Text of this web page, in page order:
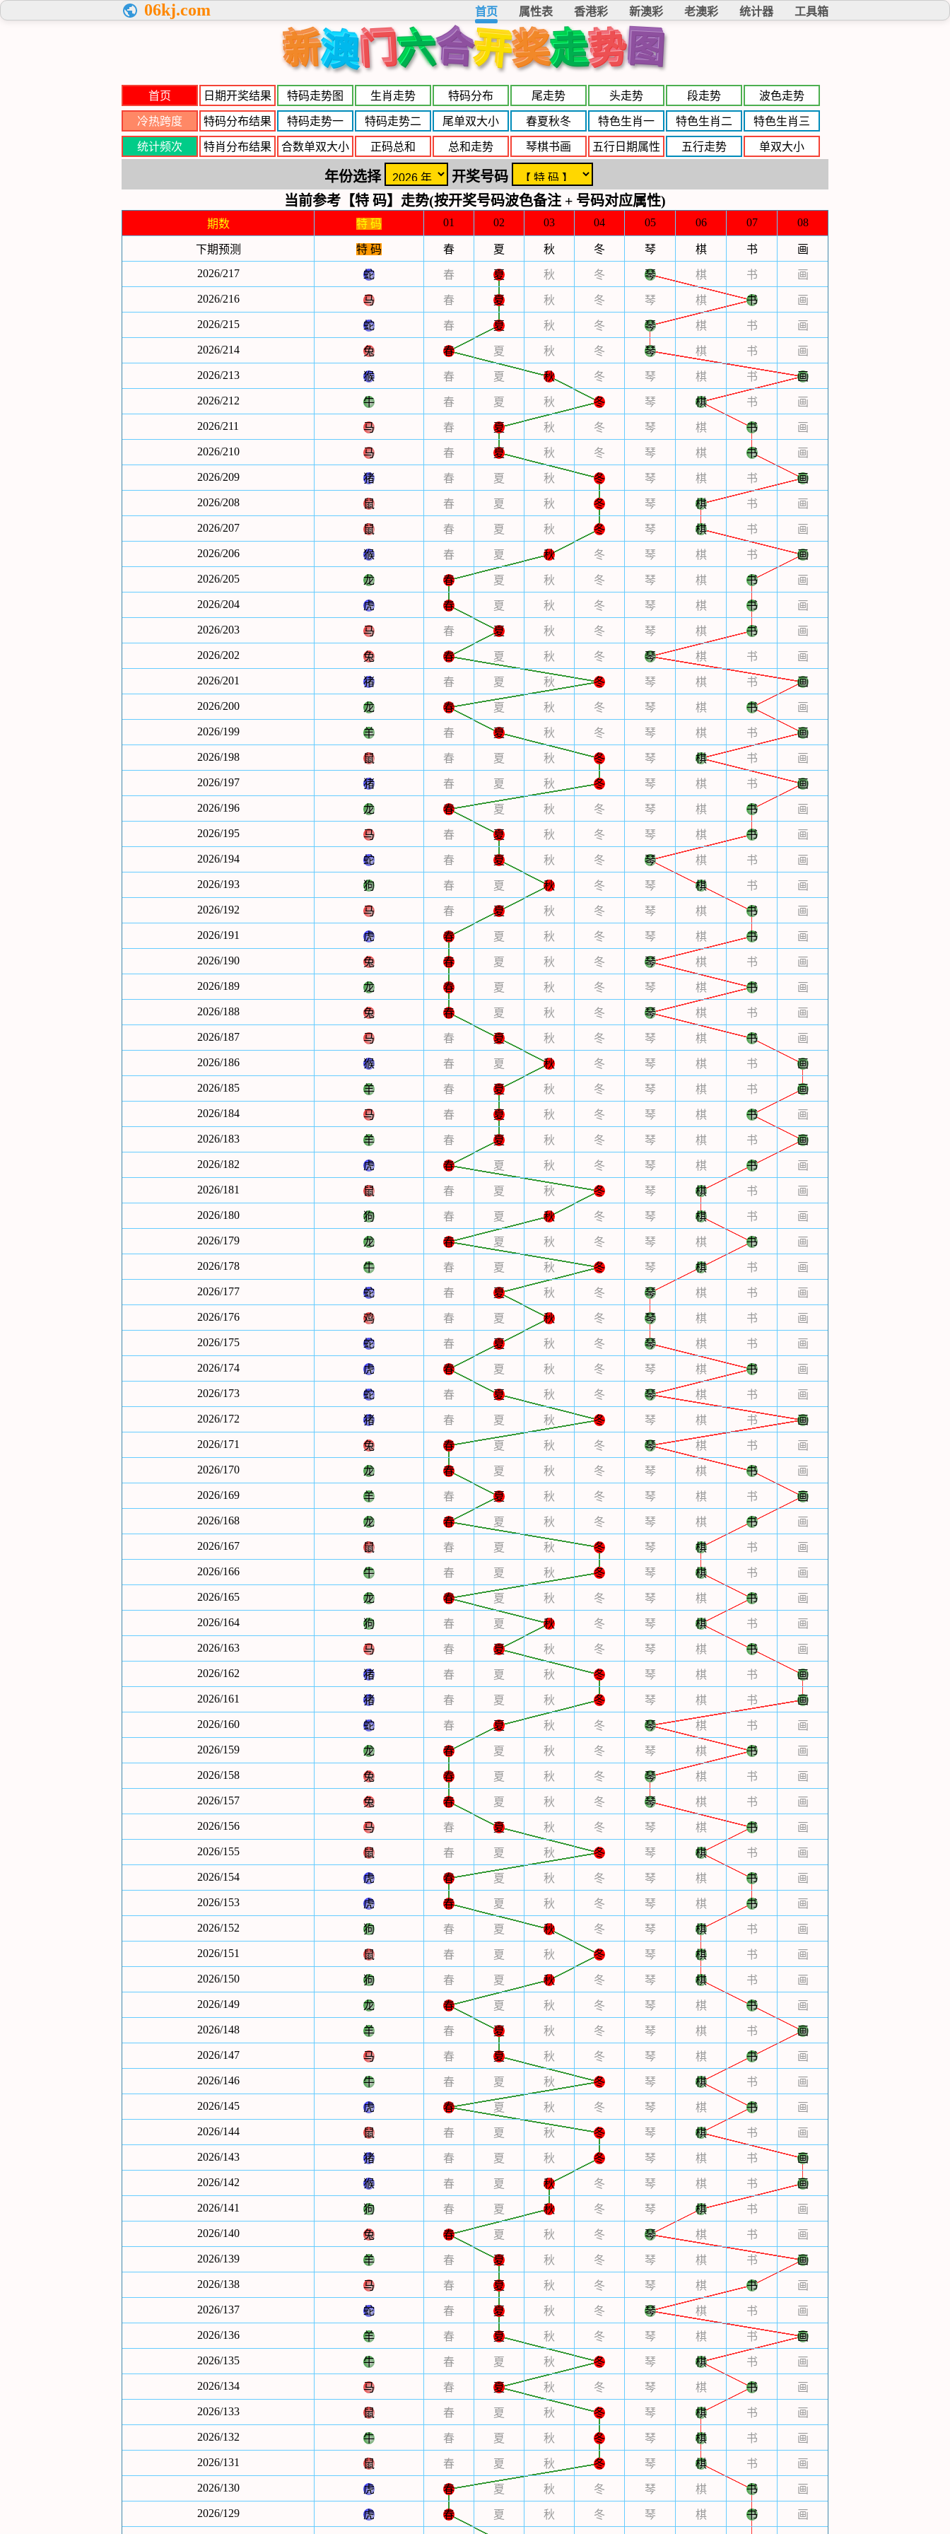
06kj.com 首页 属性表 香港彩 新澳彩 老澳彩 统计器 工具箱
新澳门六合开奖走势图
首页 日期开奖结果 特码走势图 生肖走势 特码分布 尾走势 头走势 段走势 波色走势
冷热跨度 特码分布结果 特码走势一 特码走势二 尾单双大小 春夏秋冬 特色生肖一 特色生肖二 特色生肖三
统计频次 特肖分布结果 合数单双大小 正码总和 总和走势 琴棋书画 五行日期属性 五行走势 单双大小
年份选择
开奖号码
当前参考【特 码】走势(按开奖号码波色备注 + 号码对应属性)
期数 特 码 01 02 03 04 05 06 07 08
下期预测 特 码 春 夏 秋 冬 琴 棋 书
画
2026/217
蛇 春 夏 秋 冬 琴 棋 书
画
2026/216
马 春 夏 秋 冬 琴 棋 书
画
2026/215
蛇 春 夏 秋 冬 琴 棋 书
画
2026/214
兔 春 夏 秋 冬 琴 棋 书
画
2026/213
猴 春 夏 秋 冬 琴 棋 书
画
2026/212
牛 春 夏 秋 冬 琴 棋 书
画
2026/211
马 春 夏 秋 冬 琴 棋 书
画
2026/210
马 春 夏 秋 冬 琴 棋 书
画
2026/209
猪 春 夏 秋 冬 琴 棋 书
画
2026/208
鼠 春 夏 秋 冬 琴 棋 书
画
2026/207
鼠 春 夏 秋 冬 琴 棋 书
画
2026/206
猴 春 夏 秋 冬 琴 棋 书
画
2026/205
龙 春 夏 秋 冬 琴 棋 书
画
2026/204
虎 春 夏 秋 冬 琴 棋 书
画
2026/203
马 春 夏 秋 冬 琴 棋 书
画
2026/202
兔 春 夏 秋 冬 琴 棋 书
画
2026/201
猪 春 夏 秋 冬 琴 棋 书
画
2026/200
龙 春 夏 秋 冬 琴 棋 书
画
2026/199
羊 春 夏 秋 冬 琴 棋 书
画
2026/198
鼠 春 夏 秋 冬 琴 棋 书
画
2026/197
猪 春 夏 秋 冬 琴 棋 书
画
2026/196
龙 春 夏 秋 冬 琴 棋 书
画
2026/195
马 春 夏 秋 冬 琴 棋 书
画
2026/194
蛇 春 夏 秋 冬 琴 棋 书
画
2026/193
狗 春 夏 秋 冬 琴 棋 书
画
2026/192
马 春 夏 秋 冬 琴 棋 书
画
2026/191
虎 春 夏 秋 冬 琴 棋 书
画
2026/190
兔 春 夏 秋 冬 琴 棋 书
画
2026/189
龙 春 夏 秋 冬 琴 棋 书
画
2026/188
兔 春 夏 秋 冬 琴 棋 书
画
2026/187
马 春 夏 秋 冬 琴 棋 书
画
2026/186
猴 春 夏 秋 冬 琴 棋 书
画
2026/185
羊 春 夏 秋 冬 琴 棋 书
画
2026/184
马 春 夏 秋 冬 琴 棋 书
画
2026/183
羊 春 夏 秋 冬 琴 棋 书
画
2026/182
虎 春 夏 秋 冬 琴 棋 书
画
2026/181
鼠 春 夏 秋 冬 琴 棋 书
画
2026/180
狗 春 夏 秋 冬 琴 棋 书
画
2026/179
龙 春 夏 秋 冬 琴 棋 书
画
2026/178
牛 春 夏 秋 冬 琴 棋 书
画
2026/177
蛇 春 夏 秋 冬 琴 棋 书
画
2026/176
鸡 春 夏 秋 冬 琴 棋 书
画
2026/175
蛇 春 夏 秋 冬 琴 棋 书
画
2026/174
虎 春 夏 秋 冬 琴 棋 书
画
2026/173
蛇 春 夏 秋 冬 琴 棋 书
画
2026/172
猪 春 夏 秋 冬 琴 棋 书
画
2026/171
兔 春 夏 秋 冬 琴 棋 书
画
2026/170
龙 春 夏 秋 冬 琴 棋 书
画
2026/169
羊 春 夏 秋 冬 琴 棋 书
画
2026/168
龙 春 夏 秋 冬 琴 棋 书
画
2026/167
鼠 春 夏 秋 冬 琴 棋 书
画
2026/166
牛 春 夏 秋 冬 琴 棋 书
画
2026/165
龙 春 夏 秋 冬 琴 棋 书
画
2026/164
狗 春 夏 秋 冬 琴 棋 书
画
2026/163
马 春 夏 秋 冬 琴 棋 书
画
2026/162
猪 春 夏 秋 冬 琴 棋 书
画
2026/161
猪 春 夏 秋 冬 琴 棋 书
画
2026/160
蛇 春 夏 秋 冬 琴 棋 书
画
2026/159
龙 春 夏 秋 冬 琴 棋 书
画
2026/158
兔 春 夏 秋 冬 琴 棋 书
画
2026/157
兔 春 夏 秋 冬 琴 棋 书
画
2026/156
马 春 夏 秋 冬 琴 棋 书
画
2026/155
鼠 春 夏 秋 冬 琴 棋 书
画
2026/154
虎 春 夏 秋 冬 琴 棋 书
画
2026/153
虎 春 夏 秋 冬 琴 棋 书
画
2026/152
狗 春 夏 秋 冬 琴 棋 书
画
2026/151
鼠 春 夏 秋 冬 琴 棋 书
画
2026/150
狗 春 夏 秋 冬 琴 棋 书
画
2026/149
龙 春 夏 秋 冬 琴 棋 书
画
2026/148
羊 春 夏 秋 冬 琴 棋 书
画
2026/147
马 春 夏 秋 冬 琴 棋 书
画
2026/146
牛 春 夏 秋 冬 琴 棋 书
画
2026/145
虎 春 夏 秋 冬 琴 棋 书
画
2026/144
鼠 春 夏 秋 冬 琴 棋 书
画
2026/143
猪 春 夏 秋 冬 琴 棋 书
画
2026/142
猴 春 夏 秋 冬 琴 棋 书
画
2026/141
狗 春 夏 秋 冬 琴 棋 书
画
2026/140
兔 春 夏 秋 冬 琴 棋 书
画
2026/139
羊 春 夏 秋 冬 琴 棋 书
画
2026/138
马 春 夏 秋 冬 琴 棋 书
画
2026/137
蛇 春 夏 秋 冬 琴 棋 书
画
2026/136
羊 春 夏 秋 冬 琴 棋 书
画
2026/135
牛 春 夏 秋 冬 琴 棋 书
画
2026/134
马 春 夏 秋 冬 琴 棋 书
画
2026/133
鼠 春 夏 秋 冬 琴 棋 书
画
2026/132
牛 春 夏 秋 冬 琴 棋 书
画
2026/131
鼠 春 夏 秋 冬 琴 棋 书
画
2026/130
虎 春 夏 秋 冬 琴 棋 书
画
2026/129
虎 春 夏 秋 冬 琴 棋 书
画